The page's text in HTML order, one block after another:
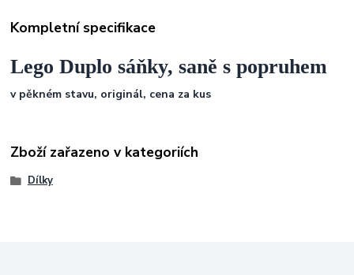
Kompletní specifikace
Lego Duplo sáňky, saně s popruhem
v pěkném stavu, originál, cena za kus
Zboží zařazeno v kategoriích
Dílky